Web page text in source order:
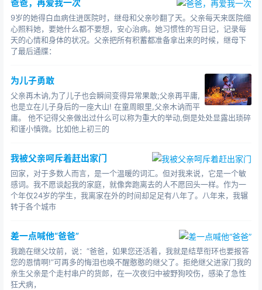
“没啥，就是想静一静。”
“是不是后悔送小嘉上学了?现在后悔还来得及，别让
这钱打了水漂。”
许……出去锻炼锻炼，他能学好。只要他有学好的可能，我
就不怕这钱打水漂。”父亲说。
那晚，他很久没有睡着，第一次认真思考父亲的话。
异国4年，他一边读书一边打工。离开了父亲温暖的怀
抱，独自走向生活，他开始尝到了人生的酸甜苦辣。再也
没有人能包容他的坏脾气，再也没有人能承揽他犯的错
误，他必须小心翼翼、勤勤恳恳地工作，才能补充生活费
学拿到文凭。
那几年，经过重重磨砺，他对生活有了重新的认识和
感悟。
爸爸，再爱我一次
9岁的她得白血病住进医院时，继母和父亲吵翻了天。父亲每天来医院细
心照料她，要她什么都不要想，安心治病。她习惯性的写日记，记录每
天的心情和身体的状况。父亲把所有积蓄都准备拿出来的时候，继母下
了最后通牒：
为儿子勇敢
父亲再木讷,为了儿子也会瞬间变得异常果敢;父亲再平庸,
也是立在儿子身后的一座大山! 在童周眼里,父亲木讷而平
庸。 他不记得父亲做出过什么可以称为重大的举动,倒是处处显露出琐碎
和谨小慎微。比如他上初三的
我被父亲呵斥着赶出家门
回家，对于多数人而言，是一个温暖的词汇。但对我来说，它是一个敏
感词。我不愿谈起我的家庭，就像奔跑离去的人不愿回头一样。作为一
个年仅24岁的学生，我离家在外的时间却足足有八年了。八年来，我辗
转于各个城市
差一点喊他“爸爸”
我跪在继父坟前，说：“爸爸，如果您还活着，我就是结草衔环也要报答
您的恩情啊!”可再多的悔泪也唤不醒憨憨的继父了。拒绝继父进家门我的
亲生父亲是个走村串户的货郎，在一次夜归中被野狗咬伤，感染了急性
狂犬病，